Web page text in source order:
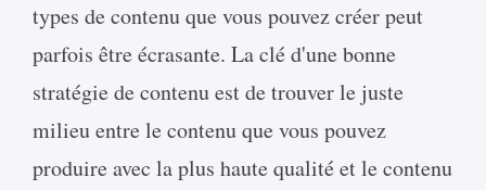
types de contenu que vous pouvez créer peut
parfois être écrasante. La clé d'une bonne
stratégie de contenu est de trouver le juste
milieu entre le contenu que vous pouvez
produire avec la plus haute qualité et le contenu